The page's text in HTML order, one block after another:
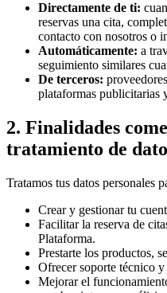
Directamente de ti:
reservas una cita,
contacto con nosotros o
Automáticamente: a
seguimiento similares
De terceros:
plataformas publicitarias
2. Finalidades
tratamiento de
Tratamos tus datos personales
Crear y gestionar tu
Facilitar la reserva de
Plataforma.
Prestarte los productos,
Ofrecer soporte técnico
Mejorar el